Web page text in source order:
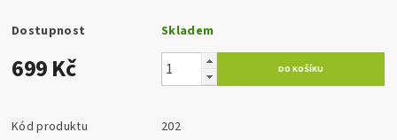
Dostupnost Skladem
699 Kč
Kód produktu
202